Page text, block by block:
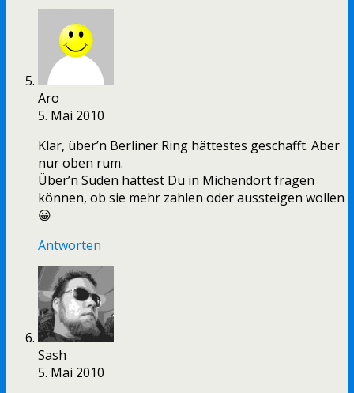
Aro
5. Mai 2010
Klar, über’n Berliner Ring hättestes geschafft. Aber
nur oben rum.
Über’n Süden hättest Du in Michendort fragen
können, ob sie mehr zahlen oder aussteigen wollen
😀
Antworten
Sash
5. Mai 2010